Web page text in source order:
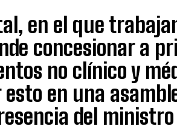
en el que
concesionar a
no clínico y
en una
del ministro